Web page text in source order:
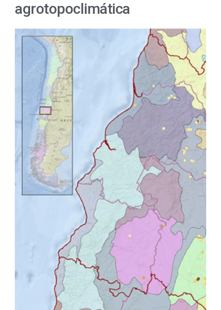
agrotopoclimática